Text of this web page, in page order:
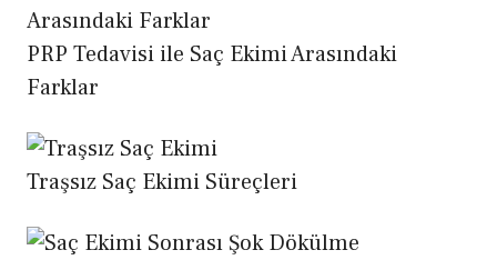
PRP Tedavisi ile Saç Ekimi Arasındaki
Farklar
Traşsız Saç Ekimi Süreçleri